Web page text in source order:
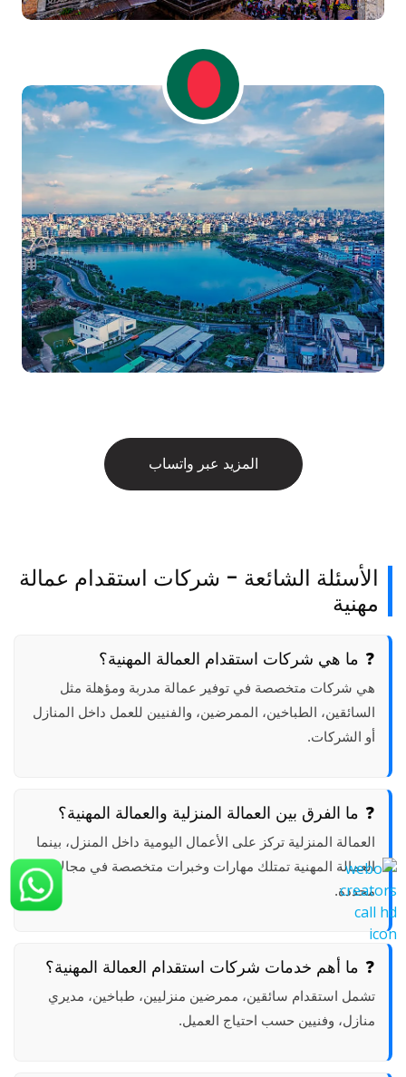
المزيد عبر واتساب
الأسئلة الشائعة - شركات استقدام عمالة
مهنية
ما هي شركات استقدام العمالة المهنية؟
هي شركات متخصصة في توفير عمالة مدربة ومؤهلة مثل
السائقين، الطباخين، الممرضين، والفنيين للعمل داخل المنازل
أو الشركات.
ما الفرق بين العمالة المنزلية والعمالة المهنية؟
العمالة المنزلية تركز على الأعمال اليومية داخل المنزل، بينما
العمالة المهنية تمتلك مهارات وخبرات متخصصة في مجالات
محددة.
ما أهم خدمات شركات استقدام العمالة المهنية؟
تشمل استقدام سائقين، ممرضين منزليين، طباخين، مديري
منازل، وفنيين حسب احتياج العميل.